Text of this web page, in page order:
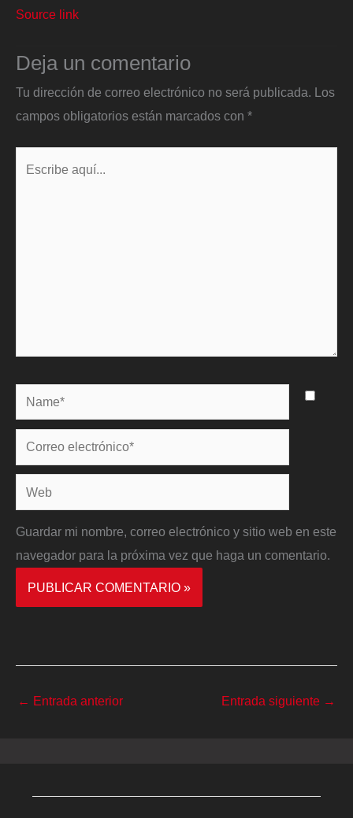
Source link
Deja un comentario
Tu dirección de correo electrónico no será publicada. Los
campos obligatorios están marcados con *
Name*
Correo
electrónico*
Web
Guardar mi nombre, correo electrónico y sitio web en este
navegador para la próxima vez que haga un comentario.
← Entrada anterior Entrada siguiente →